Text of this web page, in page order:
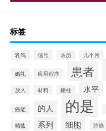
标签
乳鸽 信号 农历 几个月
婚礼 应用程序 患者
放入 材料 棱柱 水平
癌症 的人 的是
精盐 系列 细胞 肺癌